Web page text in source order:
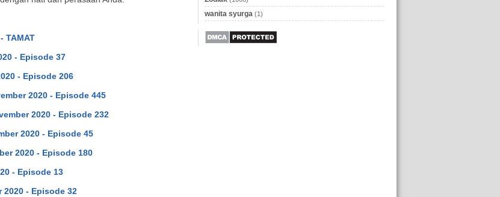
TAMAT
- Episode 37
- Episode 206
2020 - Episode 445
2020 - Episode 232
2020 - Episode 45
2020 - Episode 180
- Episode 13
2020 - Episode 32
wanita syurga (1)